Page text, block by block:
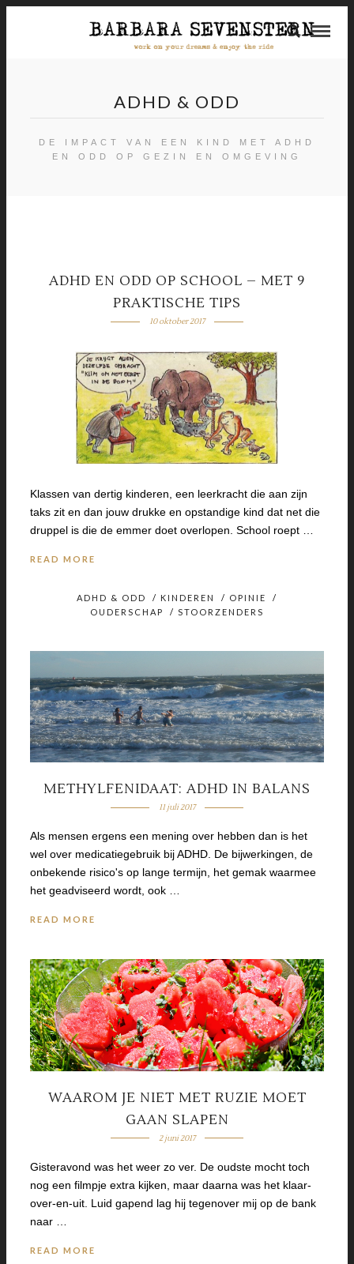
ADHD & ODD
DE IMPACT VAN EEN KIND MET ADHD
EN ODD OP GEZIN EN OMGEVING
ADHD EN ODD OP SCHOOL – MET 9
PRAKTISCHE TIPS
10 oktober 2017
Klassen van dertig kinderen, een leerkracht die aan zijn
taks zit en dan jouw drukke en opstandige kind dat net die
druppel is die de emmer doet overlopen. School roept …
READ MORE
ADHD & ODD / KINDEREN / OPINIE
/
OUDERSCHAP
/ STOORZENDERS
METHYLFENIDAAT: ADHD IN BALANS
11 juli 2017
Als mensen ergens een mening over hebben dan is het
wel over medicatiegebruik bij ADHD. De bijwerkingen, de
onbekende risico's op lange termijn, het gemak waarmee
het geadviseerd wordt, ook …
READ MORE
WAAROM JE NIET MET RUZIE MOET
GAAN SLAPEN
2 juni 2017
Gisteravond was het weer zo ver. De oudste mocht toch
nog een filmpje extra kijken, maar daarna was het klaar-
over-en-uit. Luid gapend lag hij tegenover mij op de bank
naar …
READ MORE